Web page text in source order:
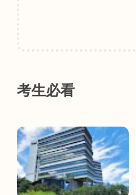
考生必看